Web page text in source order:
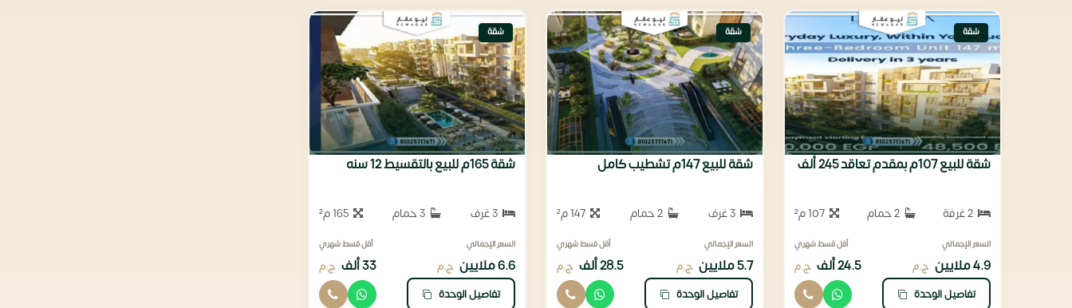
شقة
شقة للبيع 107م بمقدم تعاقد 245 ألف
2 حمام 107 م²
السعر الإجمالي
4.9 ملايين ج.م
أقل قسط شهري
24.5 ألف ج.م
تفاصيل الوحدة
شقة
شقة للبيع 147م تشطيب كامل
2 حمام 147 م²
السعر الإجمالي
5.7 ملايين ج.م
أقل قسط شهري
28.5 ألف ج.م
تفاصيل الوحدة
شقة
شقة 165م للبيع بالتقسيط 12 سنه
165 م²
السعر الإجمالي
6.6 ملايين ج.م
أقل قسط شهري
33 ألف ج.م
تفاصيل الوحدة